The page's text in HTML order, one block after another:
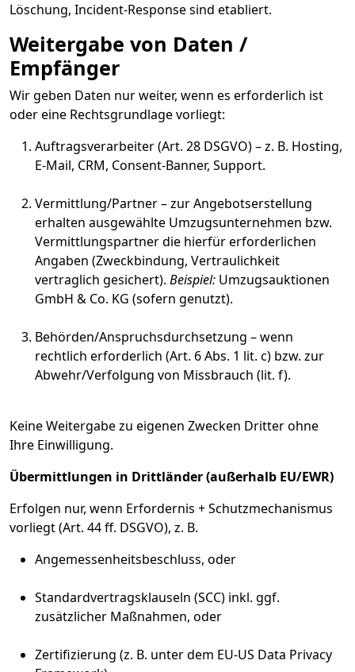
Löschung, Incident-Response sind etabliert.
Weitergabe von Daten /
Empfänger
Wir geben Daten nur weiter, wenn es erforderlich ist
oder eine Rechtsgrundlage vorliegt:
Auftragsverarbeiter (Art. 28 DSGVO) – z. B. Hosting,
E-Mail, CRM, Consent-Banner, Support.
Vermittlung/Partner – zur Angebotserstellung
erhalten ausgewählte Umzugsunternehmen bzw.
Vermittlungspartner die hierfür erforderlichen
Angaben (Zweckbindung, Vertraulichkeit
vertraglich gesichert). Beispiel: Umzugsauktionen
GmbH & Co. KG (sofern genutzt).
Behörden/Anspruchsdurchsetzung – wenn
rechtlich erforderlich (Art. 6 Abs. 1 lit. c) bzw. zur
Abwehr/Verfolgung von Missbrauch (lit. f).
Keine Weitergabe zu eigenen Zwecken Dritter ohne
Ihre Einwilligung.
Übermittlungen in Drittländer (außerhalb EU/EWR)
Erfolgen nur, wenn Erfordernis + Schutzmechanismus
vorliegt (Art. 44 ff. DSGVO), z. B.
Angemessenheitsbeschluss, oder
Standardvertragsklauseln (SCC) inkl. ggf.
zusätzlicher Maßnahmen, oder
Zertifizierung (z. B. unter dem EU-US Data Privacy